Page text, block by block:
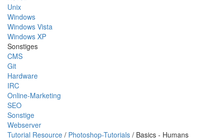
Unix
Windows
Windows Vista
Windows XP
Sonstiges
CMS
Git
Hardware
IRC
Online-Marketing
SEO
Sonstige
Webserver
Tutorial Resource / Photoshop-Tutorials / Basics - Humans